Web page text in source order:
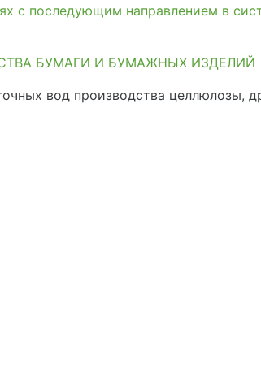
с последующим направлением в
БУМАГИ И БУМАЖНЫХ ИЗДЕЛИЙ
вод производства целлюлозы,